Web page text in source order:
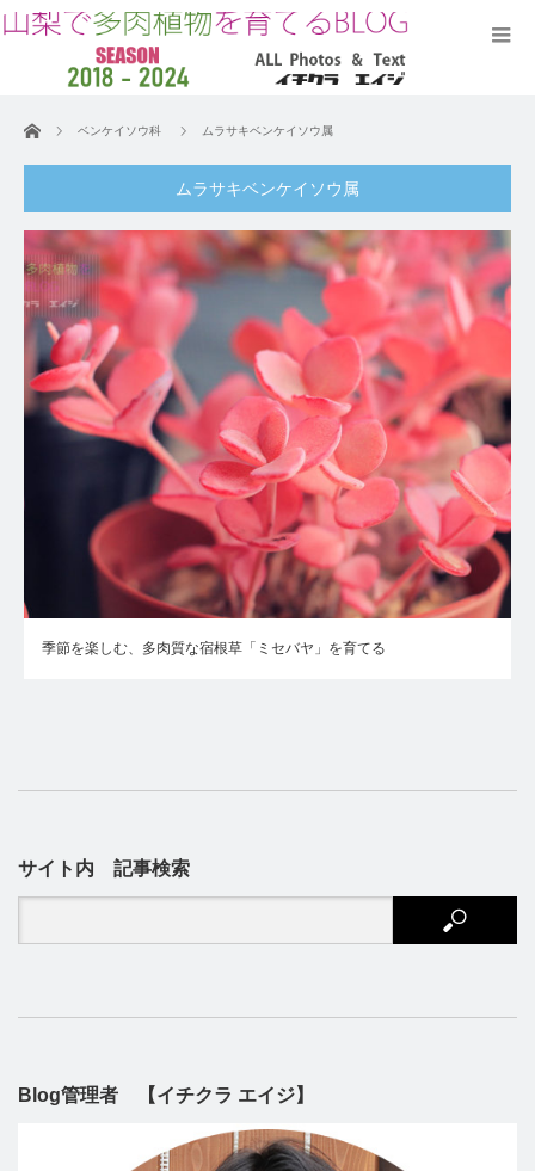
ホーム ベンケイソウ科 ムラサキベンケイソウ属
ムラサキベンケイソウ属
季節を楽しむ、多肉質な宿根草「ミセバヤ」を育てる
サイト内 記事検索
Blog管理者 【イチクラ エイジ】